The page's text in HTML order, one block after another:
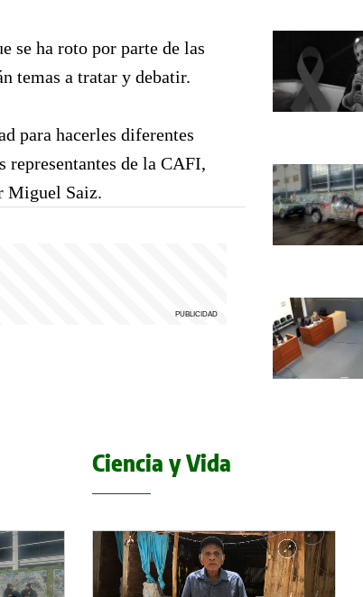
se ha roto por parte de las
temas a tratar y debatir.
para hacerles diferentes
representantes de la CAFI,
Miguel Saiz.
Ciencia y Vida